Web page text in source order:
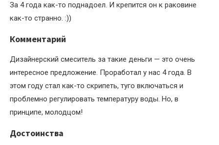
За 4 года как-то поднадоел. И крепится он к раковине
как-то странно. :))
Комментарий
Дизайнерский смеситель за такие деньги — это очень
интересное предложение. Проработал у нас 4 года. В
этом году стал как-то скрипеть, туго включаться и
проблемно регулировать температуру воды. Но, в
принципе, молодцом!
Достоинства